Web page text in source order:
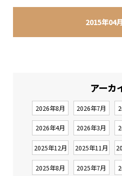
2015年04
アーカ
2026年8月 2026年7月
2026年4月 2026年3月
2025年12月 2025年11月
2025年8月 2025年7月